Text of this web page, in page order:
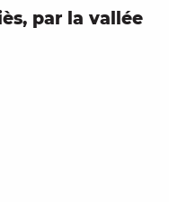
par la vallée